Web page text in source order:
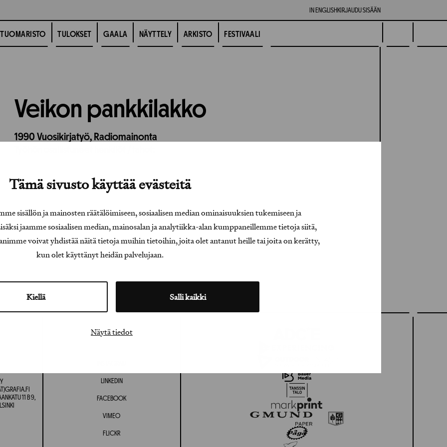
Tämä sivusto käyttää evästeitä
sisällön ja mainosten räätälöimiseen, sosiaalisen median ominaisuuksien tukemiseen ja
jaamme sosiaalisen median, mainosalan ja analytiikka-alan kumppaneillemme tietoja siitä,
voivat yhdistää näitä tietoja muihin tietoihin, joita olet antanut heille tai joita on kerätty,
kun olet käyttänyt heidän palvelujaan.
Kiellä Salli kaikki
Näytä tiedot
IN ENGLISH KIRJAUDU SISÄÄN
TUOMARISTO TULOKSET GAALA NÄYTTELY ARKISTO FESTIVAALI
Veikon pankkilakko
1990 Vuosikirjatyö, Radiomainonta
11 B 9,
LINKEDIN
FACEBOOK
VIMEO
FLICKR